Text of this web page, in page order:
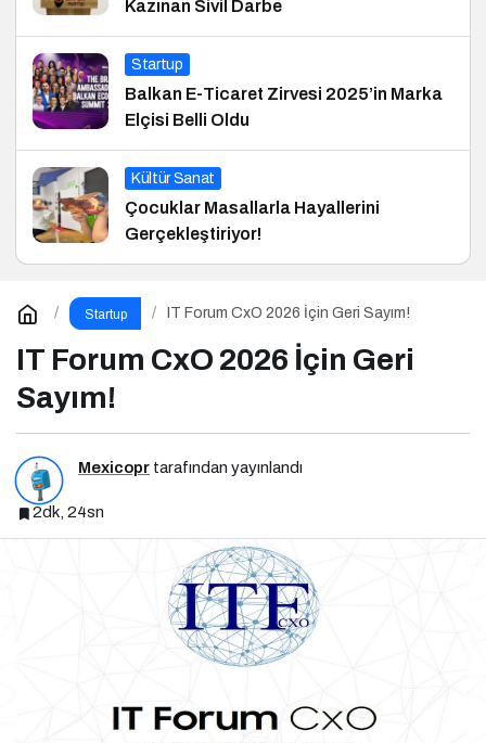
Kazınan Sivil Darbe
Startup
Balkan E-Ticaret Zirvesi 2025’in Marka
Elçisi Belli Oldu
Kültür Sanat
Çocuklar Masallarla Hayallerini
Gerçekleştiriyor!
Startup IT Forum CxO 2026 İçin Geri Sayım!
IT Forum CxO 2026 İçin Geri
Sayım!
Mexicopr tarafından yayınlandı
2dk, 24sn